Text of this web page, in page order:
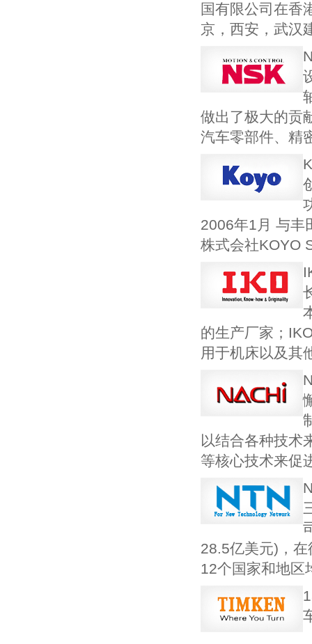
国有限公司在香
京，西安，武
做出了极大的贡
汽车零部件、
2006年1月 与丰
株式会社KOYO
的生产厂家；
用于机床以及
以结合各种技术
等核心技术来
28.5亿美元)，
12个国家和地